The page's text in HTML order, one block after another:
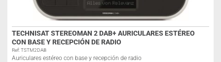
TECHNISAT STEREOMAN 2 DAB+ AURICULARES ESTÉREO
CON BASE Y RECEPCIÓN DE RADIO
Ref: TSTM2DAB
Auriculares estéreo con base y recepción de radio